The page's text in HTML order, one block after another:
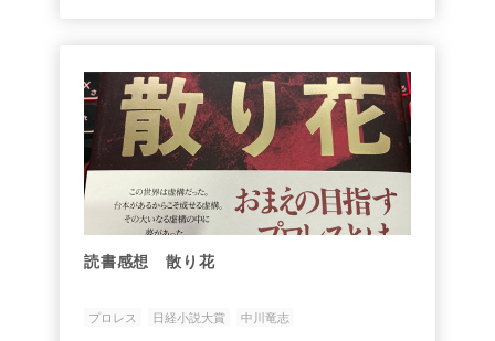
読書感想 散り花
プロレス 日経小説大賞 中川竜志